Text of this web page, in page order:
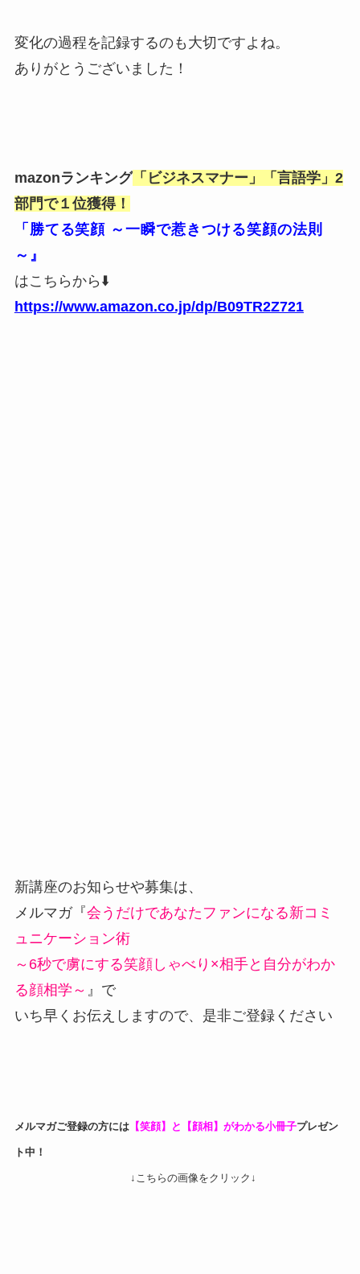
変化の過程を記録するのも大切ですよね。
ありがとうございました！
mazonランキング「ビジネスマナー」「言語学」 2
部門で１位獲得！
「勝てる笑顔 ～一瞬で惹きつける笑顔の法則
～』
はこちらから⬇️
https://www.amazon.co.jp/dp/B09TR2Z721
新講座のお知らせや募集は、
メルマガ『会うだけであなたファンになる新コミ
ュニケーション術
～6秒で虜にする笑顔しゃべり×相手と自分がわか
る顔相学～ 』で
いち早くお伝えしますので、是非ご登録ください
メルマガご登録の方には【笑顔】と【顔相】がわかる小冊子プレゼン
ト中！
↓こちらの画像をクリック↓